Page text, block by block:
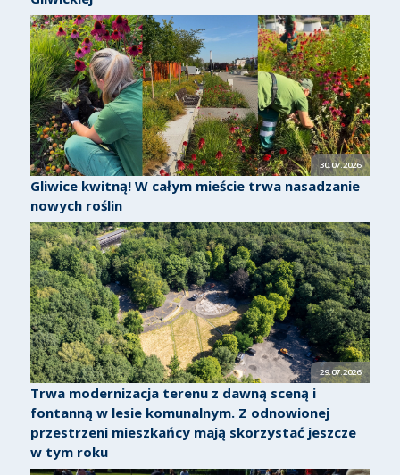
30.07.2026
Gliwice kwitną! W całym mieście trwa nasadzanie
nowych roślin
29.07.2026
Trwa modernizacja terenu z dawną sceną i
fontanną w lesie komunalnym. Z odnowionej
przestrzeni mieszkańcy mają skorzystać jeszcze
w tym roku